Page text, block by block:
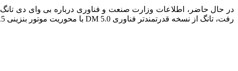
در حال حاضر، اطلاعات وزارت صنعت و فناوری درباره بی وای دی تانگ DM-i مدل 2025 دارد که وزن آن 2130 کیلوگرم است. این خودرو فقط با رینگ های 20 اینچی عرضه می شود.
رفت، تانگ از نسخه قدرتمندتر فناوری DM 5.0 با محوریت موتور بنزینی 1.5 لیتری توربوشارژ استفاده می کند که حداکثر قدرت آن 115 کیلووات است.